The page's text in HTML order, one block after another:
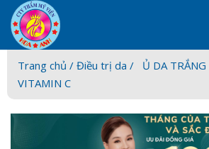
Skip
to
content
Trang chủ / Điều trị da / Ủ DA TRẮNG
VITAMIN C